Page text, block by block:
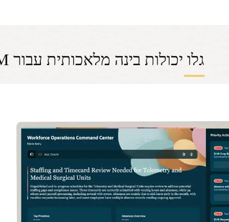
גלו יכולות בינה מלאכותית עבור HCM